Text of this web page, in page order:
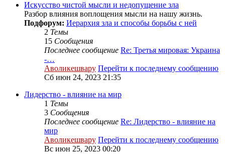
Искусство чистой мысли и недопущение зла
Разбор влияния воплощения мысли на нашу жизнь.
Подфорум: Иерархия зла и способы борьбы с ней
2 Темы
15 Сообщения
Последнее сообщение Re: Третья мировая: Украина
-…
Аволикешвару Перейти к последнему сообщению
Сб июн 24, 2023 21:35
Лидерство - влияние на мир
1 Темы
3 Сообщения
Последнее сообщение Re: Лидерство - влияние на
мир
Аволикешвару Перейти к последнему сообщению
Вс июн 25, 2023 00:20